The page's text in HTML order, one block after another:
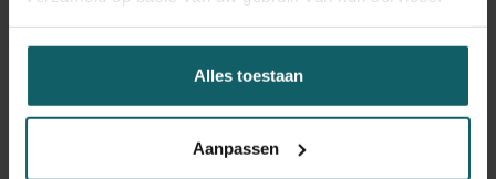
Alles toestaan
Aanpassen
In de container